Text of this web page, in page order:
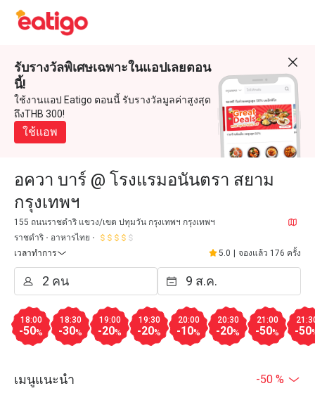
รับรางวัลพิเศษเฉพาะในแอปเลยตอน
นี้!
ใช้งานแอป Eatigo ตอนนี้ รับรางวัลมูลค่าสูงสุด
ถึงTHB 300!
ใช้แอพ
อควา บาร์ @ โรงแรมอนันตรา สยาม
กรุงเทพฯ
155 ถนนราชดำริ แขวง/เขต ปทุมวัน กรุงเทพฯ กรุงเทพฯ
ราชดำริ
อาหารไทย
เวลาทำการ
5.0 จองแล้ว 176 ครั้ง
18:00
-50%
18:30
-30%
19:00
-20%
19:30
-20%
20:00
-10%
20:30
-20%
21:00
-50% -50
เมนูแนะนำ -50 %